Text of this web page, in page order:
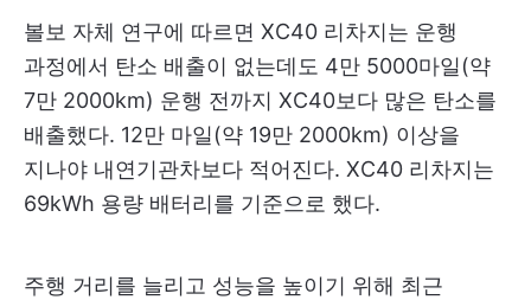
볼보 자체 연구에 따르면 XC40 리차지는 운행
과정에서 탄소 배출이 없는데도 4만 5000마일(약
7만 2000km) 운행 전까지 XC40보다 많은 탄소를
배출했다. 12만 마일(약 19만 2000km) 이상을
지나야 내연기관차보다 적어진다. XC40 리차지는
69kWh 용량 배터리를 기준으로 했다.
주행 거리를 늘리고 성능을 높이기 위해 최근